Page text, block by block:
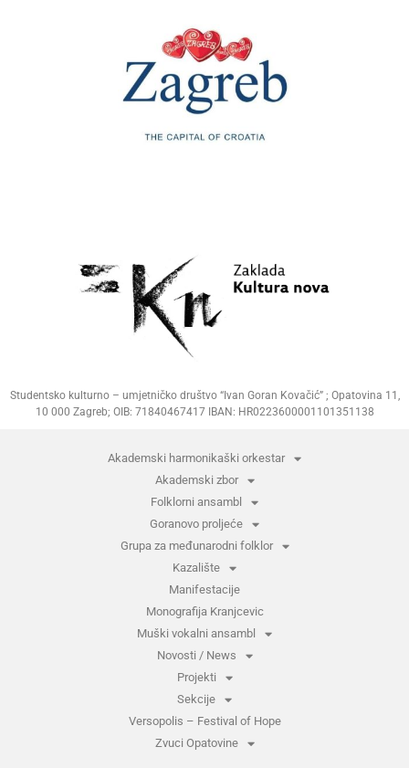
Studentsko kulturno – umjetničko društvo “Ivan Goran Kovačić” ; Opatovina 11,
10 000 Zagreb; OIB: 71840467417 IBAN: HR0223600001101351138
Akademski harmonikaški orkestar
Akademski zbor
Folklorni ansambl
Goranovo proljeće
Grupa za međunarodni folklor
Kazalište
Manifestacije
Monografija Kranjcevic
Muški vokalni ansambl
Novosti / News
Projekti
Sekcije
Versopolis – Festival of Hope
Zvuci Opatovine